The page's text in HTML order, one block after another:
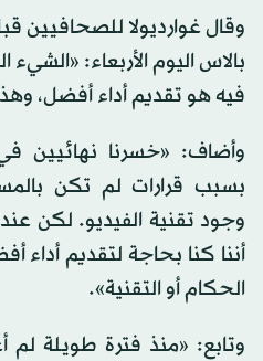
وقال غوارديولا
بالاس اليوم الأربعاء:
فيه هو تقديم أداء أفضل،
وأضاف: «خسرنا نهائيين
بسبب ‌قرارات لم تكن
وجود ‌تقنية الفيديو. لكن
أننا كنا بحاجة لتقديم أداء
الحكام أو التقنية».
وتابع: «منذ فترة طويلة